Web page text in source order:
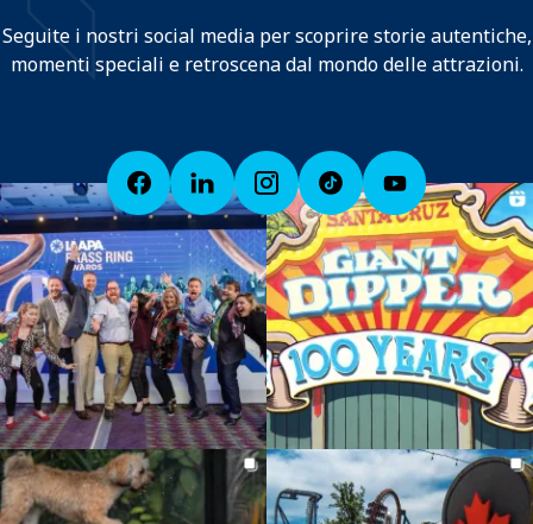
Seguite i nostri social media per scoprire storie autentiche,
momenti speciali e retroscena dal mondo delle attrazioni.